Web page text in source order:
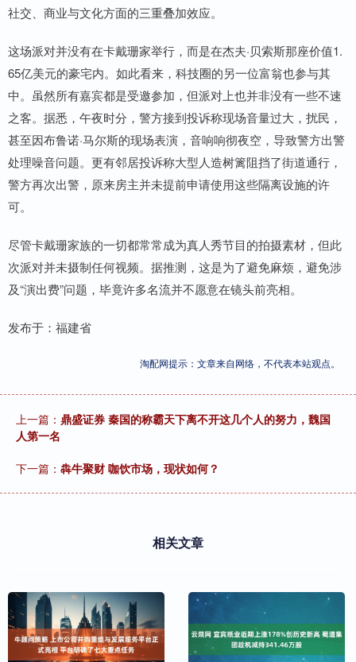
社交、商业与文化方面的三重叠加效应。
这场派对并没有在卡戴珊家举行，而是在杰夫·贝索斯那座价值1.
65亿美元的豪宅内。如此看来，科技圈的另一位富翁也参与其
中。虽然所有嘉宾都是受邀参加，但派对上也并非没有一些不速
之客。据悉，午夜时分，警方接到投诉称现场音量过大，扰民，
甚至因布鲁诺·马尔斯的现场表演，音响响彻夜空，导致警方出警
处理噪音问题。更有邻居投诉称大型人造树篱阻挡了街道通行，
警方再次出警，原来房主并未提前申请使用这些隔离设施的许
可。
尽管卡戴珊家族的一切都常常成为真人秀节目的拍摄素材，但此
次派对并未摄制任何视频。据推测，这是为了避免麻烦，避免涉
及“演出费”问题，毕竟许多名流并不愿意在镜头前亮相。
发布于：福建省
淘配网提示：文章来自网络，不代表本站观点。
上一篇： 鼎盛证券 秦国的称霸天下离不开这几个人的努力，魏国
人第一名
下一篇： 犇牛聚财 咖饮市场，现状如何？
相关文章